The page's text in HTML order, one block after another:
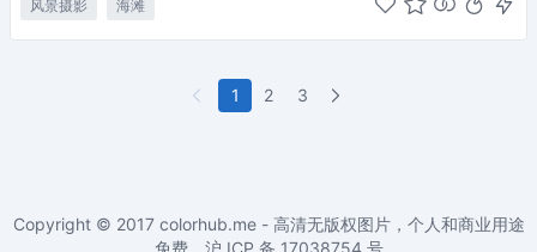
风景摄影 海滩
1 2 3
Copyright © 2017 colorhub.me - 高清无版权图片，个人和商业用途
免费。沪 ICP 备 17038754 号